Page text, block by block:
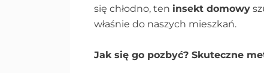
się chłodno, ten insekt domowy
właśnie do naszych mieszkań.
Jak się go pozbyć? Skuteczne